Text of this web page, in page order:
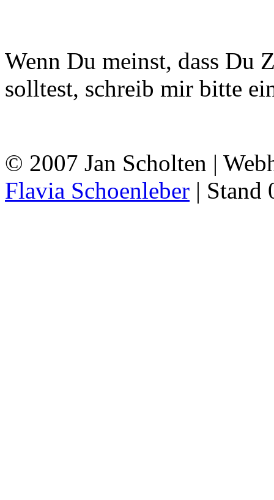
Wenn Du meinst, dass Du
solltest, schreib mir bitte
© 2007 Jan Scholten |
Flavia Schoenleber | Stand